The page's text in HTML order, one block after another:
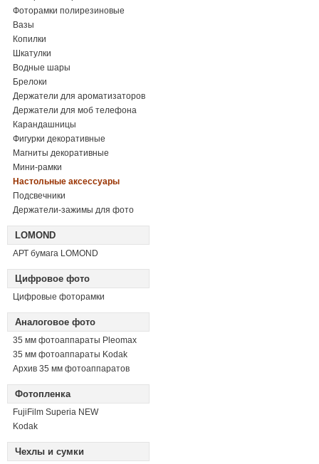
Фоторамки полирезиновые
Вазы
Копилки
Шкатулки
Водные шары
Брелоки
Держатели для ароматизаторов
Держатели для моб телефона
Карандашницы
Фигурки декоративные
Магниты декоративные
Мини-рамки
Настольные аксессуары
Подсвечники
Держатели-зажимы для фото
LOMOND
АРТ бумага LOMOND
Цифровое фото
Цифровые фоторамки
Аналоговое фото
35 мм фотоаппараты Pleomax
35 мм фотоаппараты Kodak
Архив 35 мм фотоаппаратов
Фотопленка
FujiFilm Superia NEW
Kodak
Чехлы и сумки